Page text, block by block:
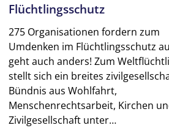
Flüchtlingsschutz
275 Organisationen fordern zum
Umdenken im Flüchtlingsschutz
geht auch anders! Zum
stellt sich ein breites
Bündnis aus Wohlfahrt,
Menschenrechtsarbeit, Kirchen
Zivilgesellschaft unter…